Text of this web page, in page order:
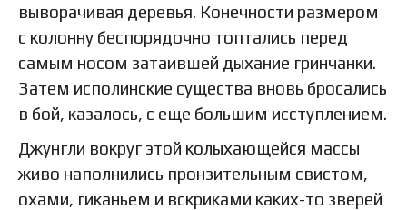
выворачивая деревья. Конечности размером
с колонну беспорядочно топтались перед
самым носом затаившей дыхание гринчанки.
Затем исполинские существа вновь бросались
в бой, казалось, с еще большим исступлением.
Джунгли вокруг этой колыхающейся массы
живо наполнились пронзительным свистом,
охами, гиканьем и вскриками каких-то зверей